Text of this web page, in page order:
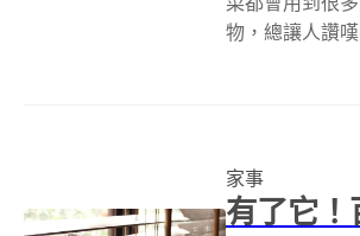
物，總讓人讚
（DAISO）都
日本明星向井
家事
有了它！